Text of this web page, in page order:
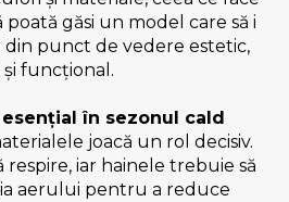
găsi un model care să i
din punct de vedere estetic,
și funcțional.
în sezonul cald
joacă un rol decisiv.
respire, iar hainele trebuie să
aerului pentru a reduce